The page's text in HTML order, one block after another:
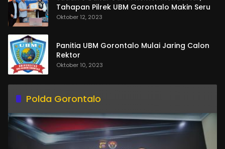
Tahapan Pilrek UBM Gorontalo Makin Seru
Oktober 12, 2023
Panitia UBM Gorontalo Mulai Jaring Calon
Rektor
Oktober 10, 2023
Polda Gorontalo